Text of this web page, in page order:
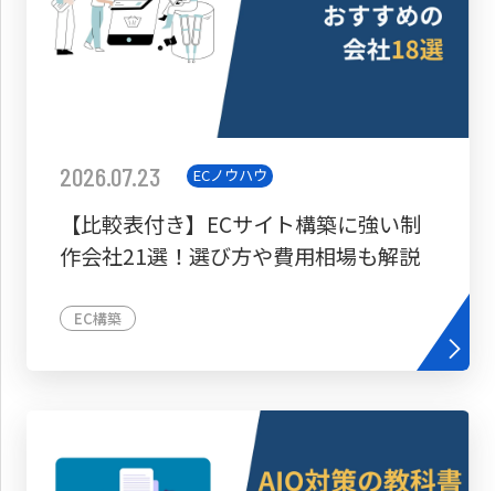
2026.07.23 ECノウハウ
【比較表付き】ECサイト構築に強い制
作会社21選！選び方や費用相場も解説
EC構築